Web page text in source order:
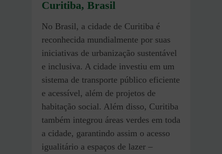
Curitiba, Brasil
No Brasil, a cidade de Curitiba é
reconhecida mundialmente por suas
iniciativas de urbanização sustentável
e inclusiva. A cidade investiu em um
sistema de transporte público eficiente
e acessível, além de projetos de
habitação social. Além disso, Curitiba
também integrou áreas verdes em toda
a cidade, garantindo assim o acesso
igualitário a espaços de lazer –